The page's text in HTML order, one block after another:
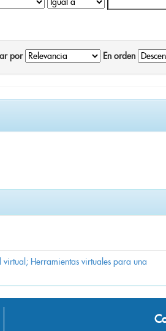
por En orden
Herramientas virtuales para una